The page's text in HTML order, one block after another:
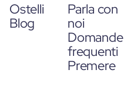
Ostelli
Blog
Parla con
noi
Domande
frequenti
Premere